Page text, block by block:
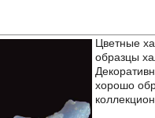
Цветные
образцы
хорошо